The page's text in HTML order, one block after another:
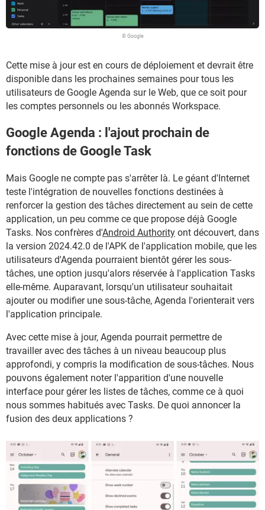
© Google
Cette mise à jour est en cours de déploiement et devrait être
disponible dans les prochaines semaines pour tous les
utilisateurs de Google Agenda sur le Web, que ce soit pour
les comptes personnels ou les abonnés Workspace.
Google Agenda : l'ajout prochain de
fonctions de Google Task
Mais Google ne compte pas s'arrêter là. Le géant d'Internet
teste l'intégration de nouvelles fonctions destinées à
renforcer la gestion des tâches directement au sein de cette
application, un peu comme ce que propose déjà Google
Tasks. Nos confrères d'Android Authority ont découvert, dans
la version 2024.42.0 de l'APK de l'application mobile, que les
utilisateurs d'Agenda pourraient bientôt gérer les sous-
tâches, une option jusqu'alors réservée à l'application Tasks
elle-même. Auparavant, lorsqu'un utilisateur souhaitait
ajouter ou modifier une sous-tâche, Agenda l'orienterait vers
l'application principale.
Avec cette mise à jour, Agenda pourrait permettre de
travailler avec des tâches à un niveau beaucoup plus
approfondi, y compris la modification de sous-tâches. Nous
pouvons également noter l'apparition d'une nouvelle
interface pour gérer les listes de tâches, comme ce à quoi
nous sommes habitués avec Tasks. De quoi annoncer la
fusion des deux applications ?